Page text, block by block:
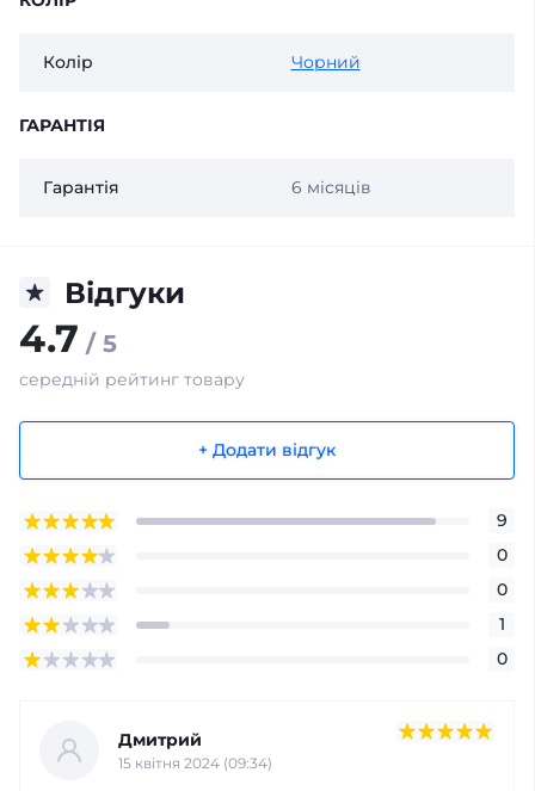
Колір Чорний
ГАРАНТІЯ
Гарантія 6 місяців
Відгуки
4.7 / 5
середній рейтинг товару
+ Додати відгук
9
0
0
1
0
Дмитрий
15 квітня 2024 (09:34)